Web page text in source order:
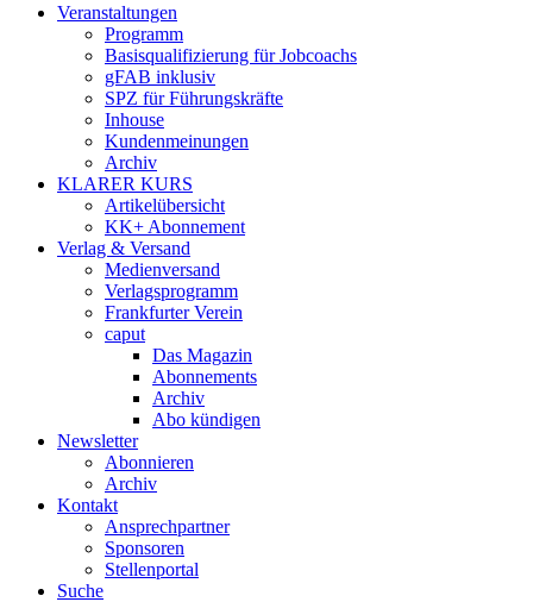
Veranstaltungen
Programm
Basisqualifizierung für Jobcoachs
gFAB inklusiv
SPZ für Führungskräfte
Inhouse
Kundenmeinungen
Archiv
KLARER KURS
Artikelübersicht
KK+ Abonnement
Verlag & Versand
Medienversand
Verlagsprogramm
Frankfurter Verein
caput
Das Magazin
Abonnements
Archiv
Abo kündigen
Newsletter
Abonnieren
Archiv
Kontakt
Ansprechpartner
Sponsoren
Stellenportal
Suche